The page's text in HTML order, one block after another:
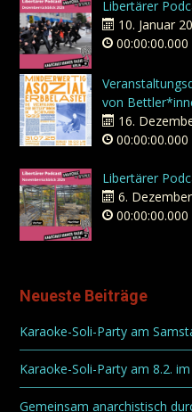
Libertärer
10. Januar
00:00:00.000
von
16.
00:00:00.000
Libertärer
6.
00:00:00.000
Neueste Beiträge
Karaoke-Soli-Party am
Karaoke-Soli-Party am 8.2.
Gemeinsam anarchistisch